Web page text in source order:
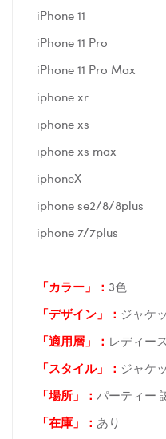
iPhone 11
iPhone 11 Pro
iPhone 11 Pro Max
iphone xr
iphone xs
iphone xs max
iphoneX
iphone se2/8/8plus
iphone 7/7plus
「カラー」： 3色
「デザイン」
： ジャケ
「適用層」： レディース
「スタイル」： ジャケ
「場所 」： パーティー
「在庫 」： あり